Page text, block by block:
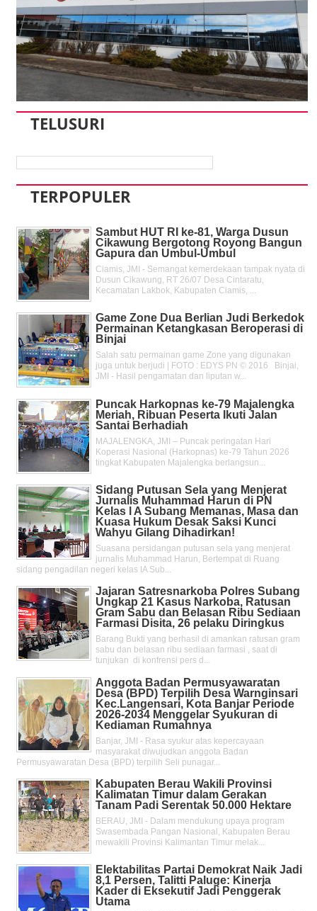
TELUSURI
TERPOPULER
Sambut HUT RI ke-81, Warga Dusun
Cikawung Bergotong Royong Bangun
Gapura dan Umbul-Umbul
Ciamis, JMI - Semangat kemerdekaan tampak nyata di
Dusun Cikawung, RT 26/07 Desa Cintaratu,
Kecamatan Lakbok, Kabupaten Ciamis, ...
Game Zone Dua Berlian Judi Berkedok
Permainan Ketangkasan Beroperasi di
Binjai
Salah satu permainan game Zone yang digunakan
juga untuk berjudi | FOTO : EDYS PN © 2016 Binjai,
JMI - Hasil pengamatan dan liputan w...
Puncak Harkopnas ke-79 Majalengka
Meriah, Ribuan Peserta Ikuti Jalan
Santai Berhadiah
MAJALENGKA, JMI – Puncak peringatan Hari
Koperasi Nasional (Harkopnas) ke-79 Tahun 2026
tingkat Kabupaten Majalengka berlangsun...
Sidang Putusan Sela yang Menjerat
Jurnalis Muhammad Harun di PN
Kelas l A Subang Memanas, Masa dan
Kuasa Hukum Desak Saksi Kunci
Wahyu Gilang Dihadirkan!
Suasana persidangan putusan sela yang menjerat
jurnalis Muhammad Harun, Bertempat di Ruang
sidang pengadilan negeri kelas IA Sub...
Jajaran Satresnarkoba Polres Subang
Ungkap 21 Kasus Narkoba, Ratusan
Gram Sabu dan Belasan Ribu Sediaan
Farmasi Disita, 26 pelaku Diringkus
Barang Bukti yang berhasil di amankan ratusan gram
sabu dan belasan ribu sediaan farmasi , saat di
tunjukan di konfrensi pers d...
Anggota Badan Permusyawaratan
Desa (BPD) Terpilih Desa Warnginsari
Kec.Langensari, Kota Banjar Periode
2026-2034 Menggelar Syukuran di
Kediaman Rumahnya
Banjar, JMI - Rasa syukur atas kepercayaan
masyarakat diwujudkan anggota Badan
Permusyawaratan Desa (BPD) terpilih Seli punagar...
Kabupaten Berau Wakili Provinsi
Kalimatan Timur dalam Gerakan
Tanam Padi Serentak 50.000 Hektare
BERAU, JMI - Dalam mendukung upaya program
Swasembada Pangan Nasional, Kabupaten Berau
mewakili Provinsi Kalimantan Timur melak...
Elektabilitas Partai Demokrat Naik Jadi
8,1 Persen, Talitti Paluge: Kinerja
Kader di Eksekutif Jadi Penggerak
Utama